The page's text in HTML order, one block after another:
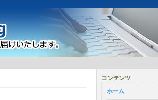
コンテンツ
ホーム